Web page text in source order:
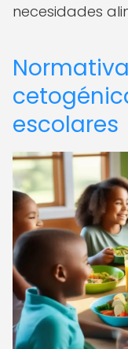
necesidades
escolares